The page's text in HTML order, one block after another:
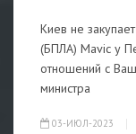
Киев не
(БПЛА) Mavic у
отношений с
министра
03-ИЮЛ-2023